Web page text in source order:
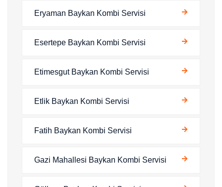
Eryaman Baykan Kombi Servisi
Esertepe Baykan Kombi Servisi
Etimesgut Baykan Kombi Servisi
Etlik Baykan Kombi Servisi
Fatih Baykan Kombi Servisi
Gazi Mahallesi Baykan Kombi Servisi